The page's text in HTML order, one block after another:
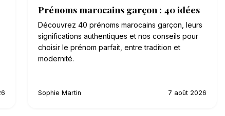
Prénoms marocains garçon : 40 idées
Découvrez 40 prénoms marocains garçon, leurs
significations authentiques et nos conseils pour
choisir le prénom parfait, entre tradition et
modernité.
Sophie Martin 7 août 2026